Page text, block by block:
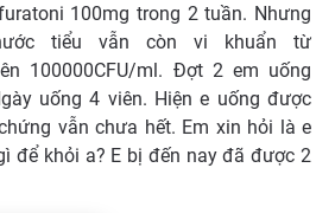
100mg trong 2 tuần. Nhưng
tiểu vẫn còn vi khuẩn từ
100000CFU/ml. Đợt 2 em uống
uống 4 viên. Hiện e uống được
vẫn chưa hết. Em xin hỏi là e
để khỏi a? E bị đến nay đã được 2